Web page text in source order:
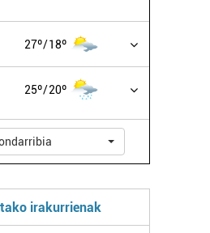
baimenik eskatzen, eta beren
babesten dira. Ikusi gure
ustez zein helburutarako
prozesatzeko moduari
eta ezarri zure lehentasunak
unetan alda edo ken dezakezu
adierazpenean.
27º 18º
25º 20º
irakurrienak